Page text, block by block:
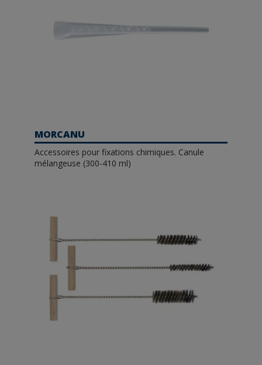
MORCANU
Accessoires pour fixations chimiques. Canule
mélangeuse (300-410 ml)